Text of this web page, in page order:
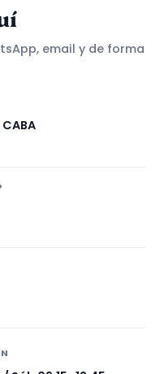
email y de forma